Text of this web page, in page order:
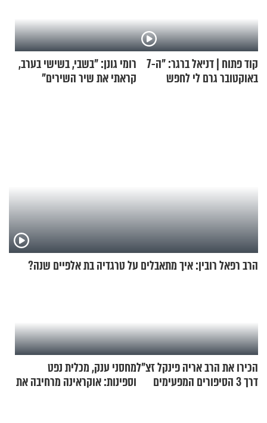
קוד פתוח | דניאל ברגר: "ה-7
באוקטובר גרם לי לחפש
רומי גונן: "בשבי, בשישי בערב,
קראתי את שיר השירים"
הרב רפאל רובין: איך מתאבלים על טרגדיה בת אלפיים שנה?
הכירו את הרב אריה פינקל זצ"ל
דרך 3 הסיפורים המפעימים
מחסני ענק, מכלית נפט
וספינות: אוקראינה מרחיבה את